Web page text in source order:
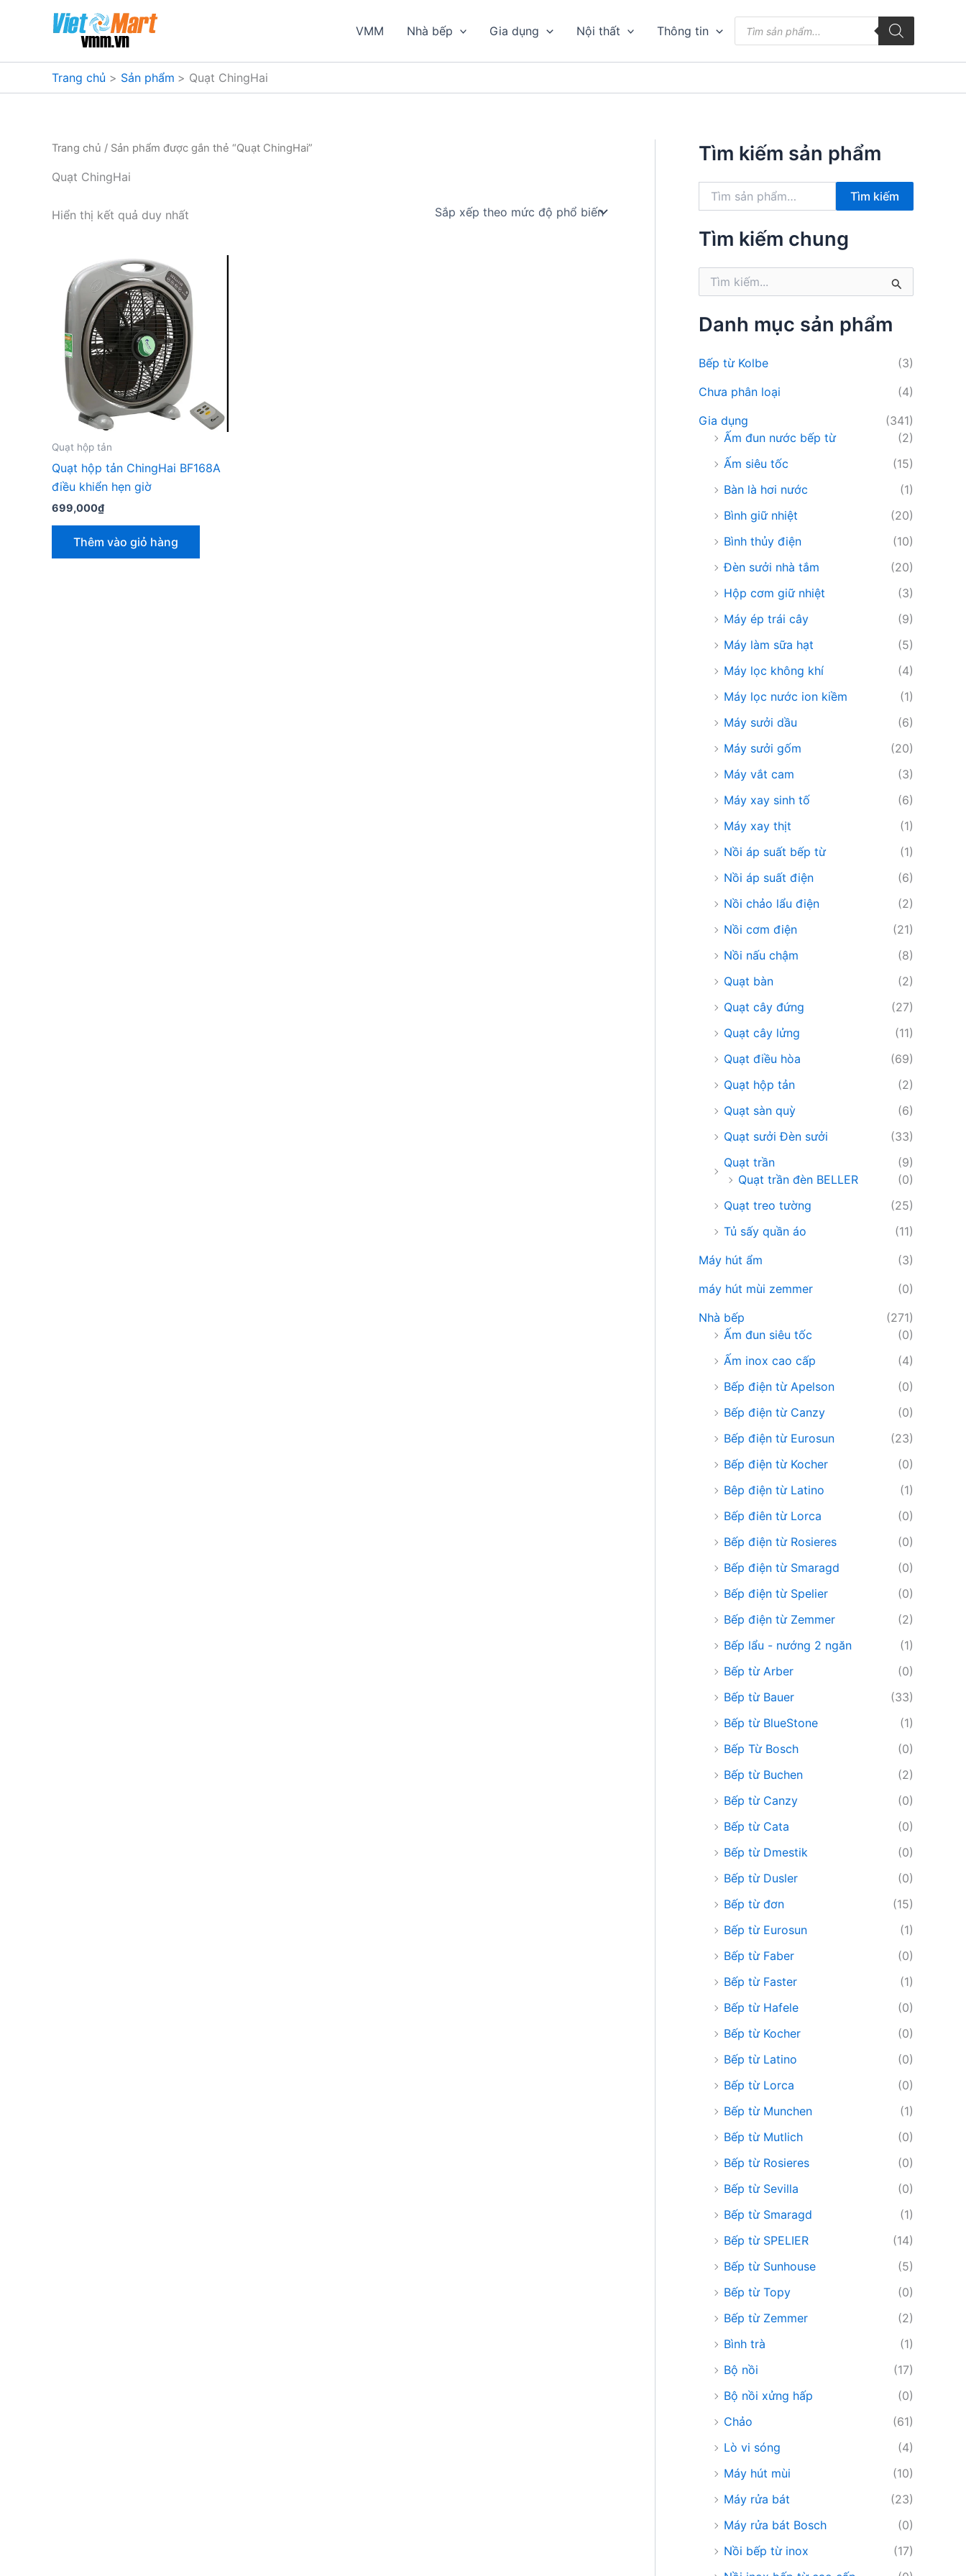
dung
VMM Nhà bếp Gia dụng Nội thất Thông tin
kiếm
phẩm
Trang chủ Sản phẩm Quạt ChingHai
Trang chủ / Sản phẩm được gắn thẻ “Quạt ChingHai”
Quạt ChingHai
Hiển thị kết quả duy nhất
Quạt hộp tản
Quạt hộp tản ChingHai BF168A
điều khiển hẹn giờ
699,000₫
Thêm vào giỏ hàng
Tìm kiếm sản phẩm
k
Tìm kiếm
Tìm kiếm chung
k
m
Danh mục sản phẩm
Bếp từ Kolbe
(3)
Chưa phân loại
(4)
Gia dụng
(341)
Ấm đun nước bếp từ
(2)
Ấm siêu tốc
(15)
Bàn là hơi nước
(1)
Bình giữ nhiệt
(20)
Bình thủy điện
(10)
Đèn sưởi nhà tắm
(20)
Hộp cơm giữ nhiệt
(3)
Máy ép trái cây
(9)
Máy làm sữa hạt
(5)
Máy lọc không khí
(4)
Máy lọc nước ion kiềm
(1)
Máy sưởi dầu
(6)
Máy sưởi gốm
(20)
Máy vắt cam
(3)
Máy xay sinh tố
(6)
Máy xay thịt
(1)
Nồi áp suất bếp từ
(1)
Nồi áp suất điện
(6)
Nồi chảo lẩu điện
(2)
Nồi cơm điện
(21)
Nồi nấu chậm
(8)
Quạt bàn
(2)
Quạt cây đứng
(27)
Quạt cây lửng
(11)
Quạt điều hòa
(69)
Quạt hộp tản
(2)
Quạt sàn quỳ
(6)
Quạt sưởi Đèn sưởi
(33)
Quạt trần
(9)
Quạt trần đèn BELLER
(0)
Quạt treo tường
(25)
Tủ sấy quần áo
(11)
Máy hút ẩm
(3)
máy hút mùi zemmer
(0)
Nhà bếp
(271)
Ấm đun siêu tốc
(0)
Ấm inox cao cấp
(4)
Bếp điện từ Apelson
(0)
Bếp điện từ Canzy
(0)
Bếp điện từ Eurosun
(23)
Bếp điện từ Kocher
(0)
Bêp điện từ Latino
(1)
Bếp điên từ Lorca
(0)
Bếp điện từ Rosieres
(0)
Bếp điện từ Smaragd
(0)
Bếp điện từ Spelier
(0)
Bếp điện từ Zemmer
(2)
Bếp lẩu - nướng 2 ngăn
(1)
Bếp từ Arber
(0)
Bếp từ Bauer
(33)
Bếp từ BlueStone
(1)
Bếp Từ Bosch
(0)
Bếp từ Buchen
(2)
Bếp từ Canzy
(0)
Bếp từ Cata
(0)
Bếp từ Dmestik
(0)
Bếp từ Dusler
(0)
Bếp từ đơn
(15)
Bếp từ Eurosun
(1)
Bếp từ Faber
(0)
Bếp từ Faster
(1)
Bếp từ Hafele
(0)
Bếp từ Kocher
(0)
Bếp từ Latino
(0)
Bếp từ Lorca
(0)
Bếp từ Munchen
(1)
Bếp từ Mutlich
(0)
Bếp từ Rosieres
(0)
Bếp từ Sevilla
(0)
Bếp từ Smaragd
(1)
Bếp từ SPELIER
(14)
Bếp từ Sunhouse
(5)
Bếp từ Topy
(0)
Bếp từ Zemmer
(2)
Bình trà
(1)
Bộ nồi
(17)
Bộ nồi xửng hấp
(0)
Chảo
(61)
Lò vi sóng
(4)
Máy hút mùi
(10)
Máy rửa bát
(23)
Máy rửa bát Bosch
(0)
Nồi bếp từ inox
(17)